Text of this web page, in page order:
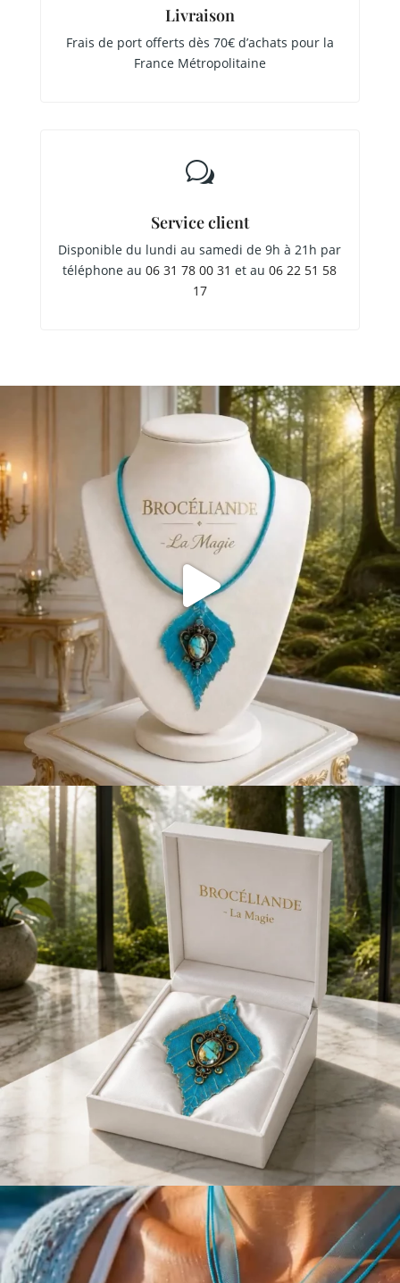
Livraison
Frais de port offerts dès 70€ d’achats pour la
France Métropolitaine
w
Service client
Disponible du lundi au samedi de 9h à 21h par
téléphone au06 31 78 00 31 et au06 22 51 58
17